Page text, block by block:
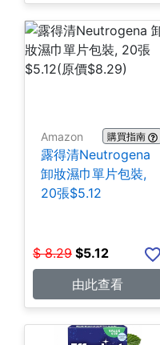
Amazon 購買指南
露得清Neutrogena
卸妝濕巾單片包裝,
20張$5.12
$ 8.29 $5.12
由此查看